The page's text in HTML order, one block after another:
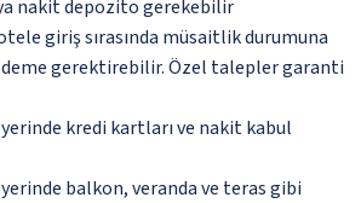
nakit depozito gerekebilir
giriş sırasında müsaitlik durumuna
gerektirebilir. Özel talepler garanti
kredi kartları ve nakit kabul
balkon, veranda ve teras gibi